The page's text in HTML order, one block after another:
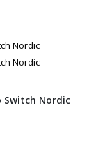
Switch Nordic